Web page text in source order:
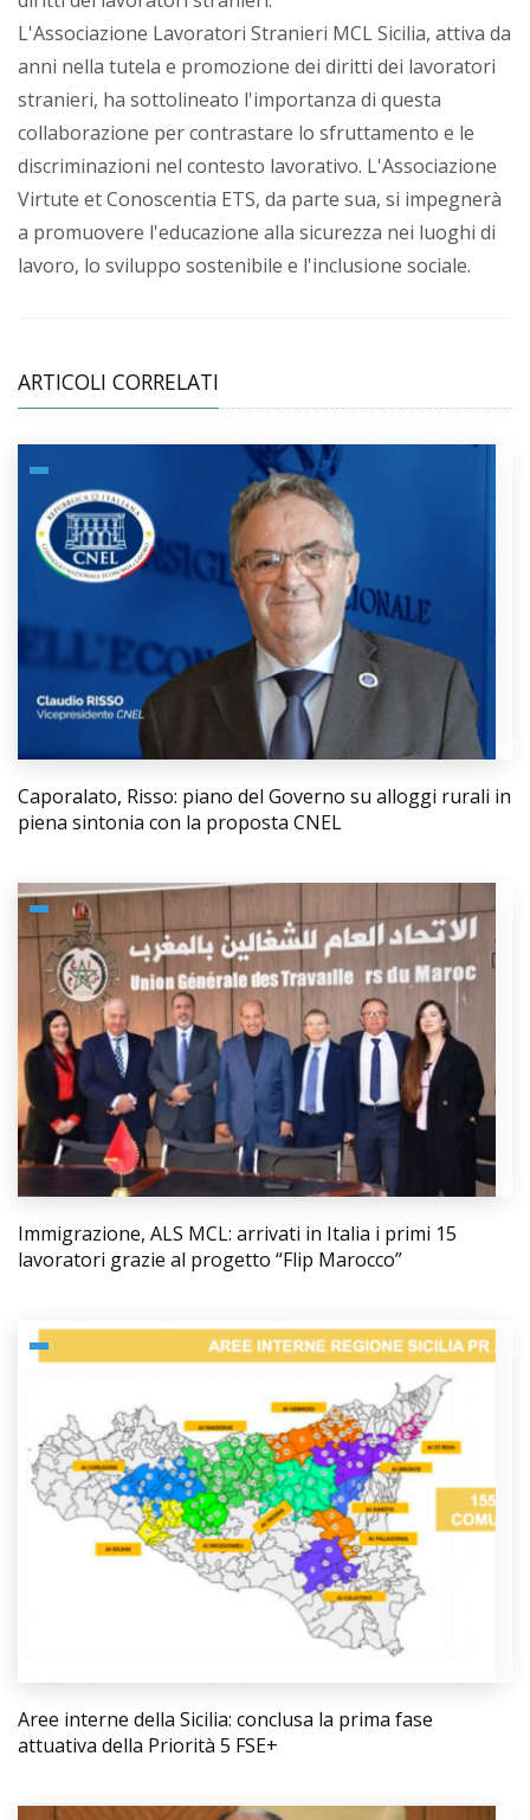
L'Associazione Lavoratori Stranieri MCL Sicilia, attiva da
anni nella tutela e promozione dei diritti dei lavoratori
stranieri, ha sottolineato l'importanza di questa
collaborazione per contrastare lo sfruttamento e le
discriminazioni nel contesto lavorativo. L'Associazione
Virtute et Conoscentia ETS, da parte sua, si impegnerà
a promuovere l'educazione alla sicurezza nei luoghi di
lavoro, lo sviluppo sostenibile e l'inclusione sociale.
ARTICOLI CORRELATI
Caporalato, Risso: piano del Governo su alloggi rurali in
piena sintonia con la proposta CNEL
Immigrazione, ALS MCL: arrivati in Italia i primi 15
lavoratori grazie al progetto “Flip Marocco”
Aree interne della Sicilia: conclusa la prima fase
attuativa della Priorità 5 FSE+